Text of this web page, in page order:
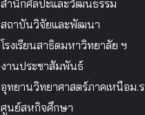
สำนักศิลปะและวัฒนธรรม
สถาบันวิจัยและพัฒนา
โรงเรียนสาธิตมหาวิทยาลัย ฯ
งานประชาสัมพันธ์
อุทยานวิทยาศาสตร์ภาคเหนือม.
ศูนย์สหกิจศึกษา